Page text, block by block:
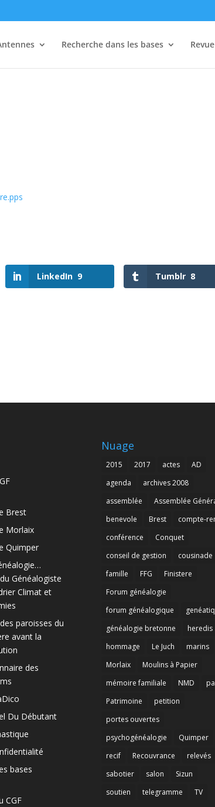
Recherche dans les bases
LinkedIn 9 Tumblr 8
Brest
Morlaix
Quimper
Généalogiste
Climat et
paroisses du
avant la
des
Du Débutant
bases
CGF
Nuage
2015 2017 actes
AD
agenda
archives 2008
assemblée
Assemblée
benevole
Brest
compte-
conférence
Conquet
conseil de gestion
cousinade
famille
FFG
Finistere
Forum généalogie
forum généalogique
généalogie bretonne
heredis
hommage
Le Juch
marins
Morlaix
Moulins à Papier
mémoire familiale
NMD
Patrimoine
petition
portes ouvertes
psychogénéalogie
Quimper
recif
Recouvrance
relevés
sabotier
salon
Sizun
soutien
telegramme TV